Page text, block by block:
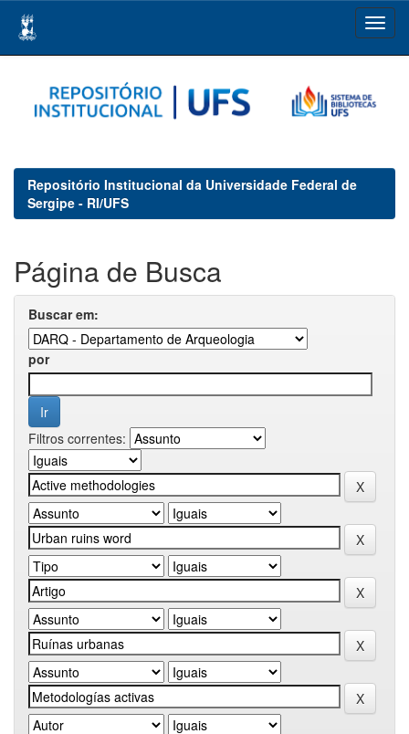
navigation
Repositório Institucional da Universidade Federal de
Sergipe - RI/UFS
Página de Busca
Buscar em:
por
Filtros correntes: